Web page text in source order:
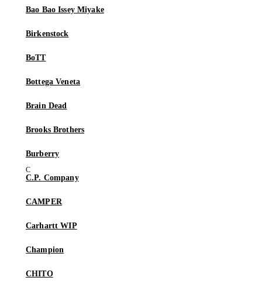
Bao Bao Issey Miyake
Birkenstock
BoTT
Bottega Veneta
Brain Dead
Brooks Brothers
Burberry
C.P. Company
CAMPER
Carhartt WIP
Champion
CHITO